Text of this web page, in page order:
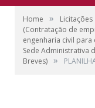
Home » Licitações
(Contratação de
engenharia civil
Sede Administrativa
Breves) »